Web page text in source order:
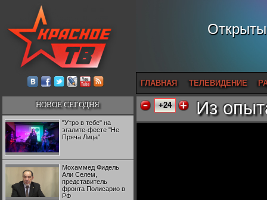
ГЛАВНАЯ ТЕЛЕВИДЕНИЕ
НОВОЕ СЕГОДНЯ
"Утро в тебе" на
эгалите-фесте "Не
Пряча Лица"
Мохаммед Фидель
Али Селем,
представитель
фронта Полисарио в
РФ
+24 Из